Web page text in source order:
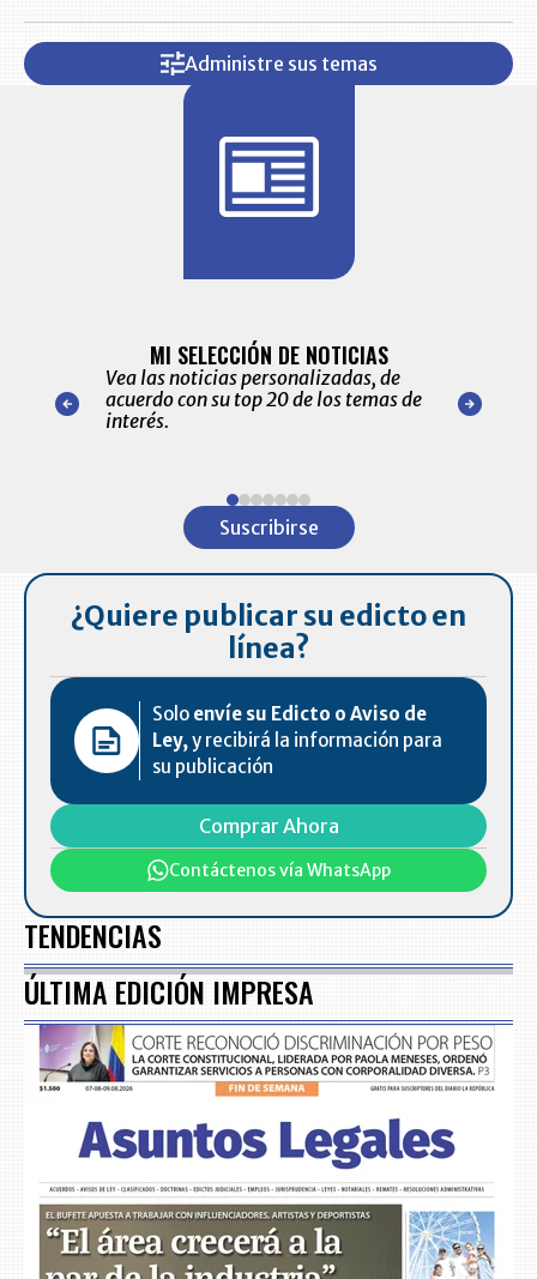
Administre sus temas
nuestro
para
MI SELECCIÓN DE NOTICIAS
Vea las noticias personalizadas, de
acuerdo con su top 20 de los temas de
interés.
de las
Suscribirse
¿Quiere publicar su edicto en
línea?
Solo envíe su Edicto o Aviso de
Ley,y recibirá la información para
su publicación
Comprar Ahora
Contáctenos vía WhatsApp
TENDENCIAS
ÚLTIMA EDICIÓN IMPRESA